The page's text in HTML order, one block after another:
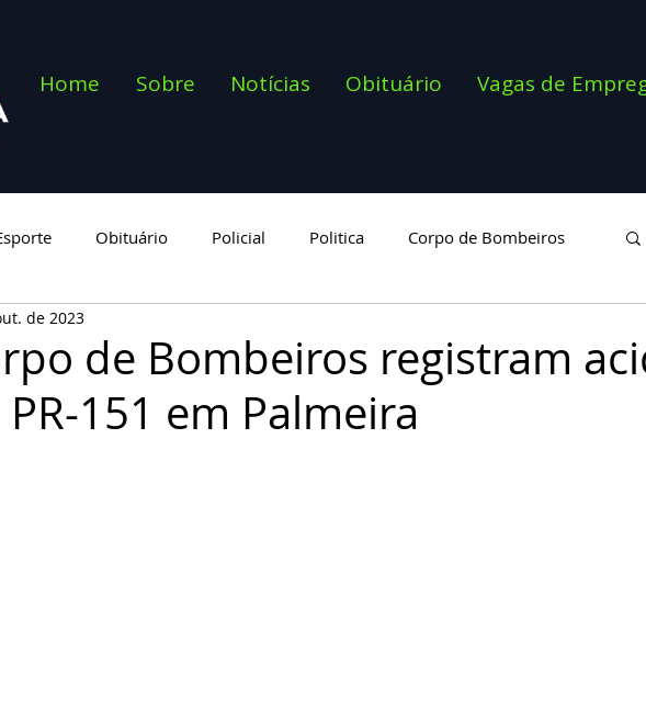
Home Sobre Notícias Obituário Vagas de
Obituário Policial Politica Corpo de Bombeiros
Nova categoria
de Bombeiros registram
151 em Palmeira
de 2023